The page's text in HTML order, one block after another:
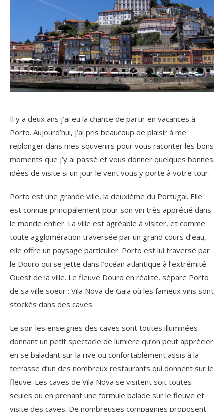
Il y a deux ans j’ai eu la chance de partir en vacances à
Porto. Aujourd’hui, j’ai pris beaucoup de plaisir à me
replonger dans mes souvenirs pour vous raconter les bons
moments que j’y ai passé et vous donner quelques bonnes
idées de visite si un jour le vent vous y porte à votre tour.
Porto est une grande ville, la deuxième du Portugal. Elle
est connue principalement pour son vin très apprécié dans
le monde entier. La ville est agréable à visiter, et comme
toute agglomération traversée par un grand cours d’eau,
elle offre un paysage particulier. Porto est lui traversé par
le Douro qui se jette dans l’océan atlantique à l’extrémité
Ouest de la ville. Le fleuve Douro en réalité, sépare Porto
de sa ville soeur : Vila Nova de Gaia où les fameux vins sont
stockés dans des caves.
Le soir les enseignes des caves sont toutes illuminées
donnant un petit spectacle de lumière qu’on peut apprécier
en se baladant sur la rive ou confortablement assis à la
terrasse d’un des nombreux restaurants qui donnent sur le
fleuve. Les caves de Vila Nova se visitent soit toutes
seules ou en prenant une formule balade sur le fleuve et
visite des caves. De nombreuses compagnies proposent